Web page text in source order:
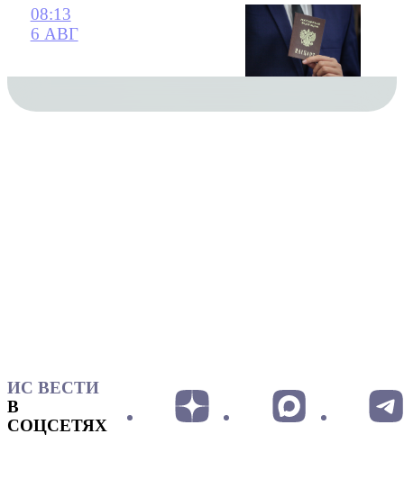
08:13
6 АВГ
ИС ВЕСТИ
В
СОЦСЕТЯХ